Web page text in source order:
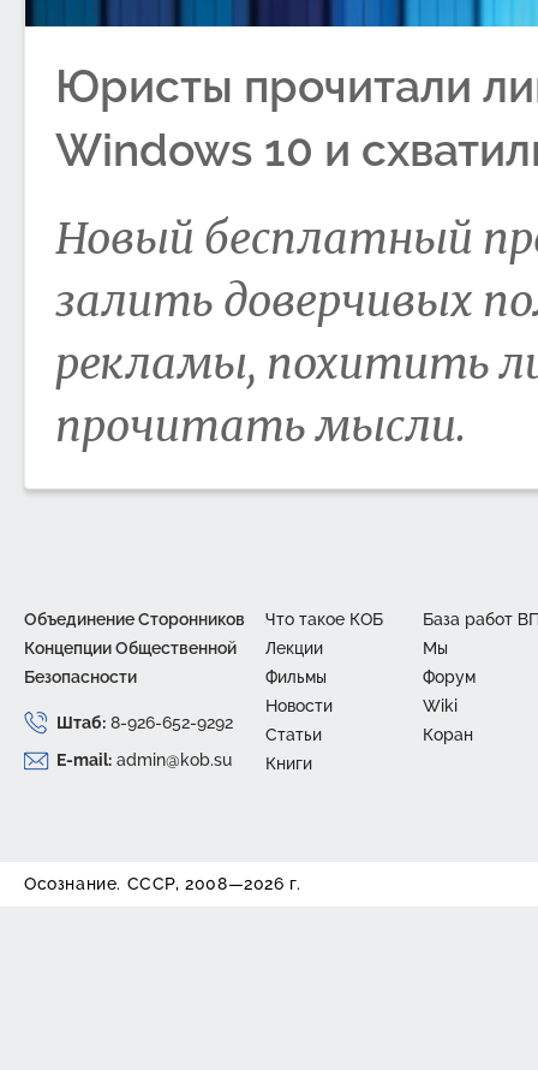
Юристы прочитали
Windows 10 и
Новый бесплатный
залить доверчивых
рекламы, похитить
прочитать мысли.
Объединение Сторонников
Концепции Общественной
Безопасности
Штаб: 8-926-652-9292
E-mail: admin@kob.su
Что такое КОБ
Лекции
Фильмы
Новости
Статьи
Книги
База работ
Mы
Форум
Wiki
Коран
Осознание. СССР, 2008—2026 г.